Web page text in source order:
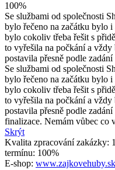
100%
Se službami od společnosti
bylo řečeno na začátku bylo
bylo cokoliv třeba řešit s
to vyřešila na počkání a
postavila přesně podle
Se službami od společnosti
bylo řečeno na začátku bylo
bylo cokoliv třeba řešit s
to vyřešila na počkání a
postavila přesně podle
finalizace. Nemám vůbec co
Skrýt
Kvalita zpracování zakázky:
termínu: 100%
E-shop: www.zajkovehuby.sk